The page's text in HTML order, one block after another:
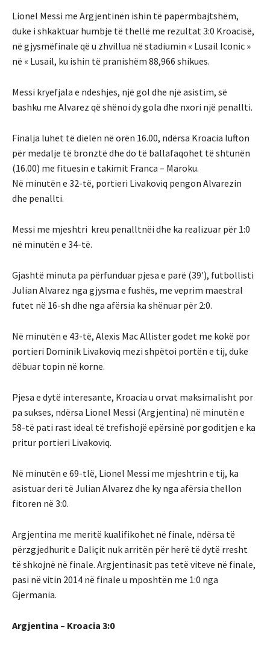
Lionel Messi me Argjentinën ishin të papërmbajtshëm,
duke i shkaktuar humbje të thellë me rezultat 3:0 Kroacisë,
në gjysmëfinale që u zhvillua në stadiumin « Lusail Iconic »
në « Lusail, ku ishin të pranishëm 88,966 shikues.
Messi kryefjala e ndeshjes, një gol dhe një asistim, së
bashku me Alvarez që shënoi dy gola dhe nxori një penallti.
Finalja luhet të dielën në orën 16.00, ndërsa Kroacia lufton
për medalje të bronztë dhe do të ballafaqohet të shtunën
(16.00) me fituesin e takimit Franca – Maroku.
Në minutën e 32-të, portieri Livakoviq pengon Alvarezin
dhe penallti.
Messi me mjeshtri kreu penalltnëi dhe ka realizuar për 1:0
në minutën e 34-të.
Gjashtë minuta pa përfunduar pjesa e parë (39′), futbollisti
Julian Alvarez nga gjysma e fushës, me veprim maestral
futet në 16-sh dhe nga afërsia ka shënuar për 2:0.
Në minutën e 43-të, Alexis Mac Allister godet me kokë por
portieri Dominik Livakoviq mezi shpëtoi portën e tij, duke
dëbuar topin në korne.
Pjesa e dytë interesante, Kroacia u orvat maksimalisht por
pa sukses, ndërsa Lionel Messi (Argjentina) në minutën e
58-të pati rast ideal të trefishojë epërsinë por goditjen e ka
pritur portieri Livakoviq.
Në minutën e 69-tlë, Lionel Messi me mjeshtrin e tij, ka
asistuar deri të Julian Alvarez dhe ky nga afërsia thellon
fitoren në 3:0.
Argjentina me meritë kualifikohet në finale, ndërsa të
përzgjedhurit e Daliçit nuk arritën për herë të dytë rresht
të shkojnë në finale. Argjentinasit pas tetë viteve në finale,
pasi në vitin 2014 në finale u mposhtën me 1:0 nga
Gjermania.
Argjentina – Kroacia 3:0